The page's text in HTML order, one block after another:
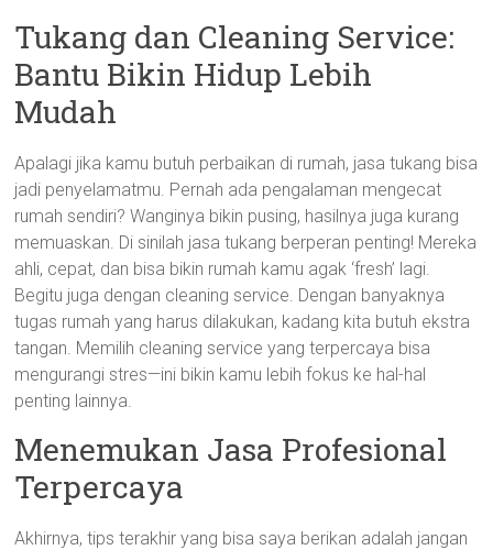
Tukang dan Cleaning Service:
Bantu Bikin Hidup Lebih
Mudah
Apalagi jika kamu butuh perbaikan di rumah, jasa tukang bisa
jadi penyelamatmu. Pernah ada pengalaman mengecat
rumah sendiri? Wanginya bikin pusing, hasilnya juga kurang
memuaskan. Di sinilah jasa tukang berperan penting! Mereka
ahli, cepat, dan bisa bikin rumah kamu agak ‘fresh’ lagi.
Begitu juga dengan cleaning service. Dengan banyaknya
tugas rumah yang harus dilakukan, kadang kita butuh ekstra
tangan. Memilih cleaning service yang terpercaya bisa
mengurangi stres—ini bikin kamu lebih fokus ke hal-hal
penting lainnya.
Menemukan Jasa Profesional
Terpercaya
Akhirnya, tips terakhir yang bisa saya berikan adalah jangan